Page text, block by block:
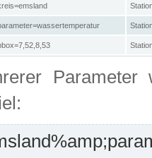
Parameter